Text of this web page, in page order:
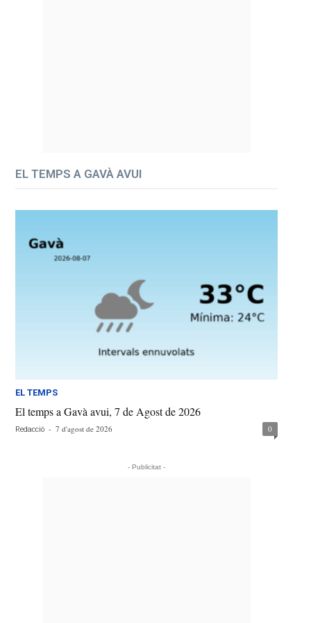
EL TEMPS A GAVÀ AVUI
EL TEMPS
El temps a Gavà avui, 7 de Agost de 2026
Redacció - 7 d'agost de 2026 0
- Publicitat -